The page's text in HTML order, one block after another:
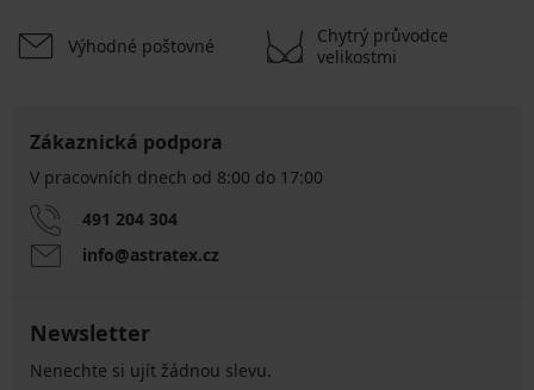
Výhodné poštovné
Chytrý průvodce
velikostmi
Zákaznická podpora
V pracovních dnech od 8:00 do 17:00
491 204 304
info@astratex.cz
Newsletter
Nenechte si ujít žádnou slevu.